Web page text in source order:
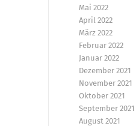
Mai 2022
April 2022
März 2022
Februar 2022
Januar 2022
Dezember 2021
November 2021
Oktober 2021
September 2021
August 2021